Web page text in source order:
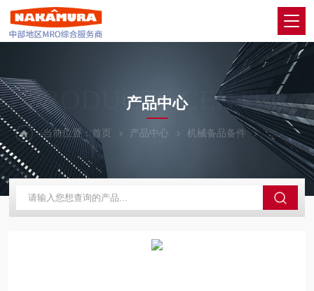
PRODUCTS CENTER
产品中心
当前位置：首页 产品中心 机械备品备件 CKD喜开理